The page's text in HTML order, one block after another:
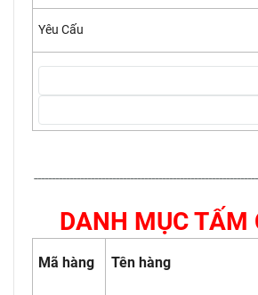
Yêu Cấu
DANH MỤC TẤM
Mã hàng Tên hàng